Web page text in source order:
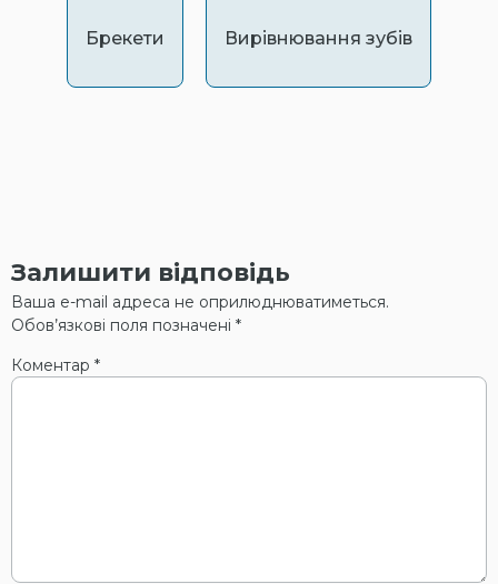
Брекети Вирівнювання зубів
Залишити відповідь
Ваша e-mail адреса не оприлюднюватиметься.
Обов’язкові поля позначені *
Коментар *